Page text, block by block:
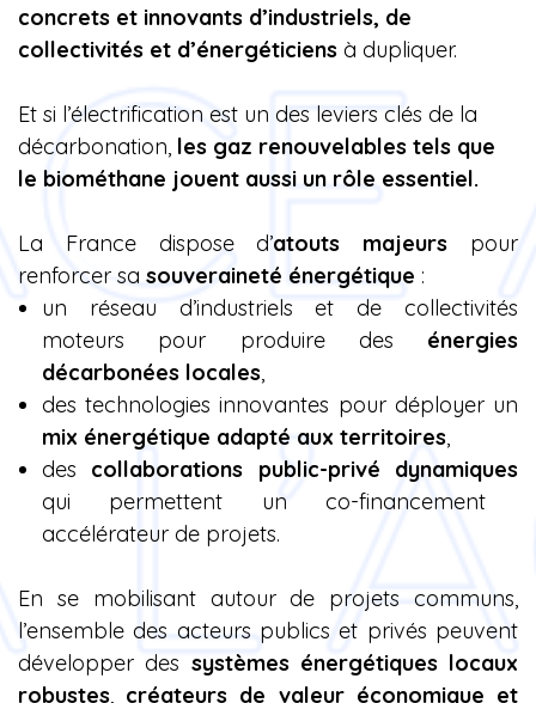
concrets et innovants d’industriels, de
collectivités et d’énergéticiens à dupliquer.
Et si l’électrification est un des leviers clés de la
décarbonation, les gaz renouvelables tels que
le biométhane jouent aussi un rôle essentiel.
La France dispose d’atouts majeurs pour
renforcer sa souveraineté énergétique :
un réseau d’industriels et de collectivités
moteurs pour produire des énergies
décarbonées locales
des technologies innovantes pour déployer un
mix énergétique adapté aux territoires
des collaborations public-privé dynamiques
qui permettent un co-financement
accélérateur de projets.
En se mobilisant autour de projets communs,
l’ensemble des acteurs publics et privés peuvent
développer des systèmes énergétiques locaux
robustes
créateurs de valeur économique et